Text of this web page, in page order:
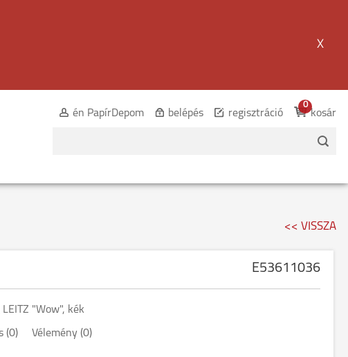
X
én PapírDepom belépés regisztráció kosár
0
<< VISSZA
E53611036
"Wow", kék
(0) Vélemény (0)